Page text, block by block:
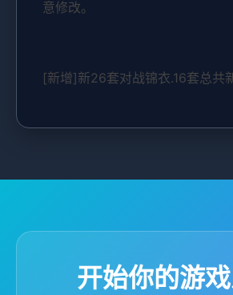
意修改。
[新增]新26套对战锦衣.16套总共
开始你的游